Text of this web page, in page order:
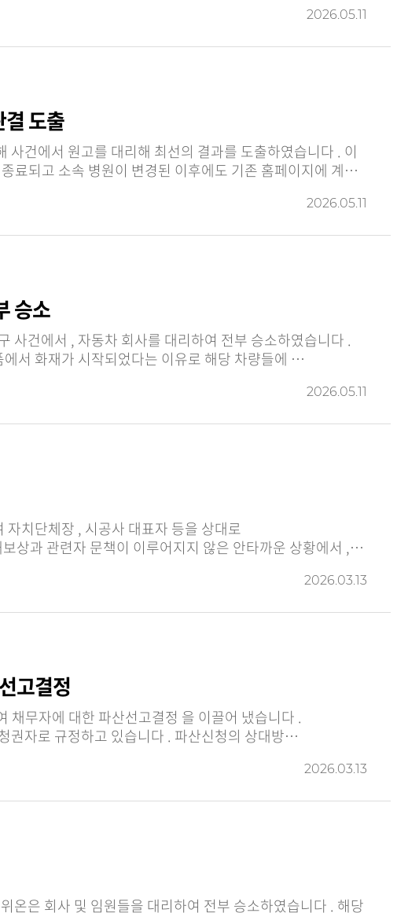
2026.05.11
도출
건에서 원고를 대리해 최선의 결과를 도출하였습니다 . 이
2026.05.11
승소
재 발생 위험을 이유로 리콜 대상에 포함되어 있었고 , 리콜 대상 부품에서 화재가 시작되었다는 이유로 해당 차량들에 …
2026.05.11
2026.03.13
고결정
채무자회생법 제 294 조는 채무자 뿐만 아니라 채권자 역시 채무자에 대한 파산을 신청할 수 있는 파산신청권자로 규정하고 있습니다 . 파산신청의 상대방…
2026.03.13